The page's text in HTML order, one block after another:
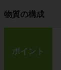
物質の構成
ポイント